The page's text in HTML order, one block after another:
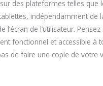
des plateformes telles que
indépendamment de
l’écran de l’utilisateur.
fonctionnel et accessible à
de faire une copie de votre